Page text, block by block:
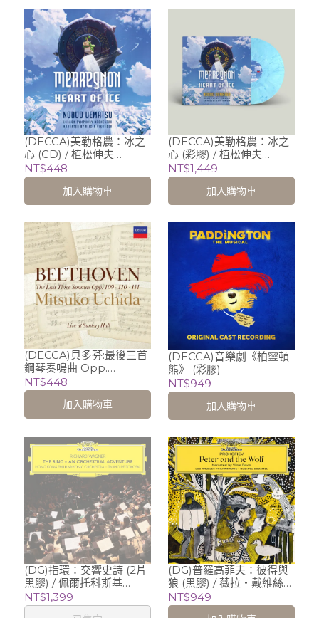
Frank
(DECCA)美勒格農：冰之
心 (CD) / 植松伸夫
Nobuo Uematsu (配
樂)、奧斯卡影后─艾莉西
亞‧薇坎德 Alicia
Vikander (旁白)、艾克哈
Stier (指揮) 倫敦交響樂團
LSO
NT$448
加入購物車
(DECCA)美勒格農：冰之
心 (彩膠) / 植松伸夫
Nobuo Uematsu (配
樂)、奧斯卡影后─艾莉西
亞‧薇坎德 Alicia
Vikander (旁白)、艾克哈
Stier (指揮) 倫敦交響樂團
NT$1,449
加入購物車
(DECCA)貝多芬:最後三首
鋼琴奏鳴曲 Opp.
109,110,111─東京三得利廳
音樂會實況 / 內田光子
Mitsuko Uchida (鋼琴)
NT$448
加入購物車
(DECCA)音樂劇《柏靈頓
熊》 (彩膠)
NT$949
加入購物車
(DG)指環：交響史詩 (2片
黑膠) / 佩爾托科斯基
Tarmo Peltokoski (指揮)
香港管弦樂團 Hong
NT$1,399
(DG)普羅高菲夫：彼得與
狼 (黑膠) / 薇拉‧戴維絲
Viola Davis (旁白)、杜達
美 Gustavo Dudamel
NT$949